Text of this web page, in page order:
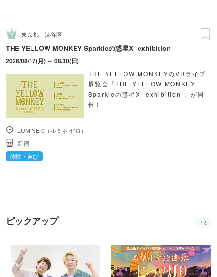
東京都 渋谷区
THE YELLOW MONKEY Sparkleの惑星X -exhibition-
2026/08/17(月) ～ 08/30(日)
THE YELLOW MONKEYのVRライブ
展覧会『THE YELLOW MONKEY
Sparkleの惑星X -exhibition-』が開
催！
LUMINE 0（ルミネ ゼロ）
新宿
体験・遊び
ピックアップ PR